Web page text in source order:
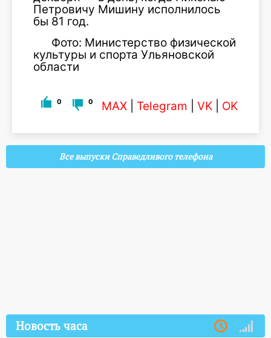
Петровичу Мишину исполнилось
бы 81 год.
Фото: Министерство физической
культуры и спорта Ульяновской
области
0 0 MAX Telegram VK OK
Все выпуски Справедливого телефона
Новость часа